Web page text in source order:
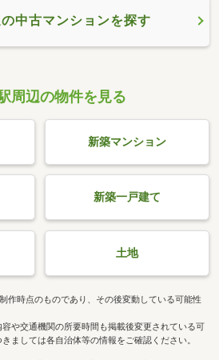
中古マンションを探す
周辺の物件を見る
新築マンション
新築一戸建て
土地
作時点のものであり、その後変動している可能性
や交通機関の所要時間も掲載後変更されている可
ましては各自治体等の情報をご確認ください。